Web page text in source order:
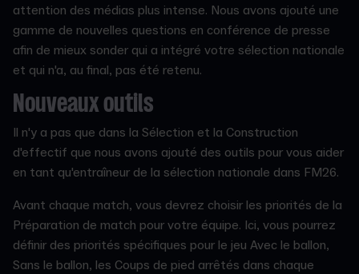
attention des médias plus intense. Nous avons ajouté une
gamme de nouvelles questions en conférence de presse
afin de mieux sonder qui a intégré votre sélection nationale
et qui n'a, au final, pas été retenu.
Nouveaux outils
Il n'y a pas que dans la Sélection et la Construction
d'effectif que nous avons ajouté des outils pour vous aider
en tant qu'entraîneur de la sélection nationale dans FM26.
Avant chaque match, vous devrez choisir les priorités de la
Préparation de match pour votre équipe. Ici, vous pourrez
définir des priorités spécifiques pour le jeu Avec le ballon,
Sans le ballon, les Coups de pied arrêtés dans chaque